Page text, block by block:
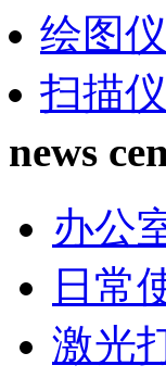
绘图
扫描
news
办公
日常
激光